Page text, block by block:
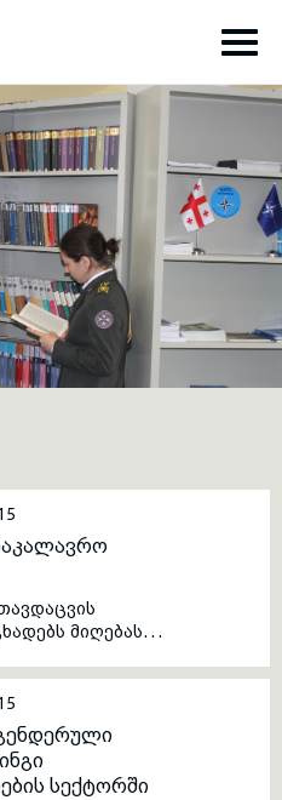
toggle submenu
toggle submenu
მიღებას
იწარმოებს
2015
19 ივნისის
სექტორში